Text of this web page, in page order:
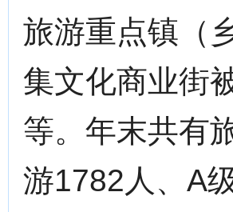
旅游重点镇（
集文化商业街
等。年末共有
游1782人、A